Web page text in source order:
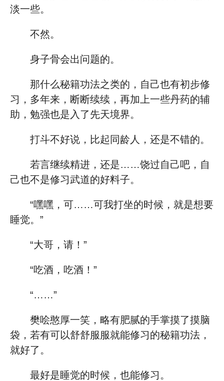
淡一些。
不然。
身子骨会出问题的。
那什么秘籍功法之类的，自己也有初步修
习，多年来，断断续续，再加上一些丹药的辅
助，勉强也是入了先天境界。
打斗不好说，比起同龄人，还是不错的。
若言继续精进，还是……饶过自己吧，自
己也不是修习武道的好料子。
“嘿嘿，可……可我打坐的时候，就是想要
睡觉。”
“大哥，请！”
“吃酒，吃酒！”
“……”
樊哙憨厚一笑，略有肥腻的手掌摸了摸脑
袋，若有可以舒舒服服就能修习的秘籍功法，
就好了。
最好是睡觉的时候，也能修习。